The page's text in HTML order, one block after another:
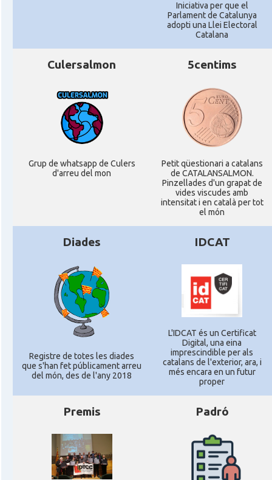
Iniciativa per que el
Parlament de Catalunya
adopti una Llei Electoral
Catalana
Culersalmon
Grup de whatsapp de Culers
d'arreu del mon
5centims
Petit qüestionari a catalans
de CATALANSALMON.
Pinzellades d'un grapat de
vides viscudes amb
intensitat i en català per tot
el món
Diades
Registre de totes les diades
que s'han fet públicament arreu
del món, des de l'any 2018
IDCAT
L'IDCAT és un Certificat
Digital, una eina
imprescindible per als
catalans de l'exterior, ara, i
més encara en un futur
proper
Premis Padró